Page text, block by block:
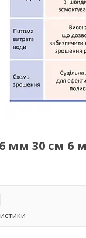
30 см 6